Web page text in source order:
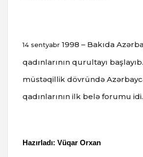
14 sentyabr 1998 – Bakıda
qadınlarının qurultayı
müstəqillik dövründə
qadınlarının ilk belə forumu idi.
Hazırladı: Vüqar Orxan